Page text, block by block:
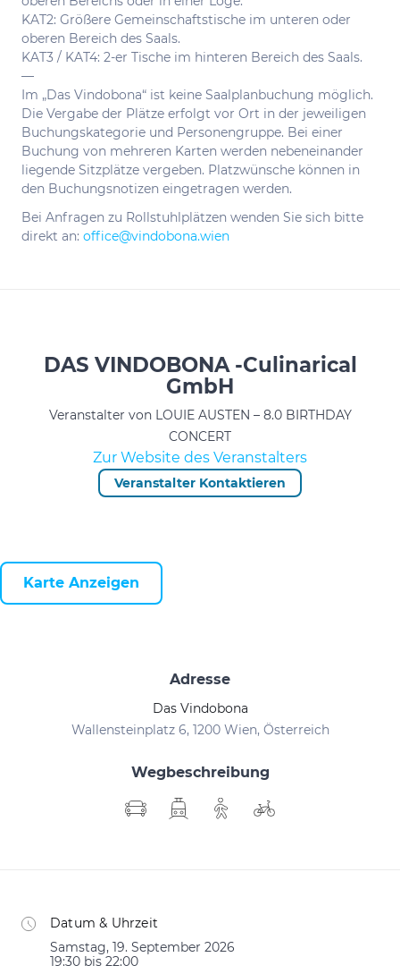
KAT2: Größere Gemeinschaftstische im unteren oder
oberen Bereich des Saals.
KAT3 / KAT4: 2-er Tische im hinteren Bereich des Saals.
—
Im „Das Vindobona“ ist keine Saalplanbuchung möglich.
Die Vergabe der Plätze erfolgt vor Ort in der jeweiligen
Buchungskategorie und Personengruppe. Bei einer
Buchung von mehreren Karten werden nebeneinander
liegende Sitzplätze vergeben. Platzwünsche können in
den Buchungsnotizen eingetragen werden.
Bei Anfragen zu Rollstuhlplätzen wenden Sie sich bitte
direkt an: office@vindobona.wien
DAS VINDOBONA -Culinarical
GmbH
Veranstalter von LOUIE AUSTEN – 8.0 BIRTHDAY
CONCERT
Zur Website des Veranstalters
Veranstalter Kontaktieren
Karte Anzeigen
Adresse
Das Vindobona
Wallensteinplatz 6, 1200 Wien, Österreich
Wegbeschreibung
Datum & Uhrzeit
Samstag, 19. September 2026
19:30 bis 22:00